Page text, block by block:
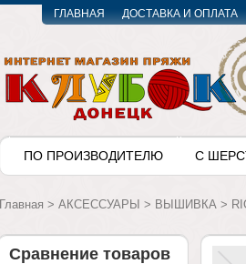
ГЛАВНАЯ ДОСТАВКА И ОПЛАТА
ПО ПРОИЗВОДИТЕЛЮ С
Главная > АКСЕССУАРЫ > ВЫШИВКА >
Сравнение товаров